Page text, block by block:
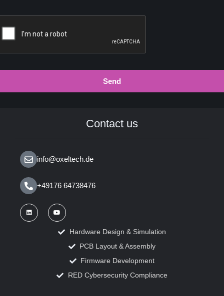
Contact us
info@oxeltech.de
+49176 64738476
Hardware Design & Simulation
PCB Layout & Assembly
Firmware Development
RED Cybersecurity Compliance
Send